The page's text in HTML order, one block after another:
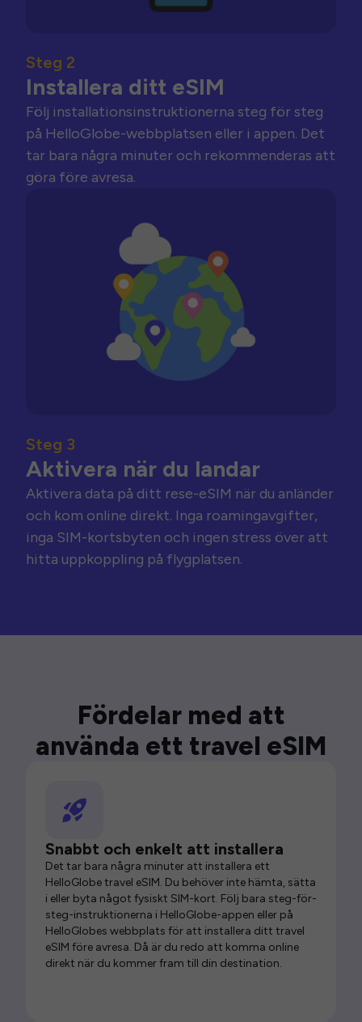
Steg 2
Installera ditt eSIM
Följ installationsinstruktionerna steg för steg
på HelloGlobe-webbplatsen eller i appen. Det
tar bara några minuter och rekommenderas att
göra före avresa.
Steg 3
Aktivera när du landar
Aktivera data på ditt rese-eSIM när du anländer
och kom online direkt. Inga roamingavgifter,
inga SIM-kortsbyten och ingen stress över att
hitta uppkoppling på flygplatsen.
Fördelar med att
använda ett travel eSIM
Snabbt och enkelt att installera
Det tar bara några minuter att installera ett
HelloGlobe travel eSIM. Du behöver inte hämta, sätta
i eller byta något fysiskt SIM-kort. Följ bara steg-för-
steg-instruktionerna i HelloGlobe-appen eller på
HelloGlobes webbplats för att installera ditt travel
eSIM före avresa. Då är du redo att komma online
direkt när du kommer fram till din destination.